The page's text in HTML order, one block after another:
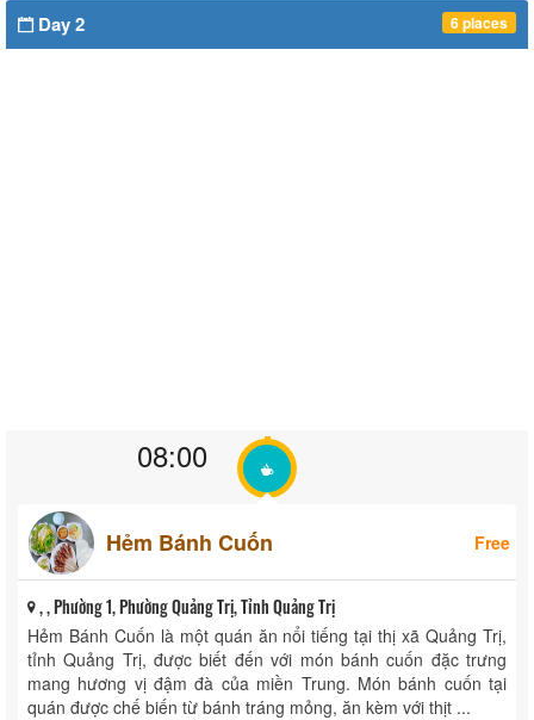
Day 2 6 places
08:00
Hẻm Bánh Cuốn Free
, , Phường 1, Phường Quảng Trị, Tỉnh Quảng Trị
Hẻm Bánh Cuốn là một quán ăn nổi tiếng tại thị xã Quảng Trị,
tỉnh Quảng Trị, được biết đến với món bánh cuốn đặc trưng
mang hương vị đậm đà của miền Trung.​ Món bánh cuốn tại
quán được chế biến từ bánh tráng mỏng, ăn kèm với thịt ...